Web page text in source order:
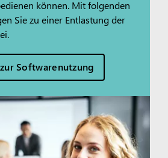
können. Mit folgenden
Sie zu einer Entlastung der
Softwarenutzung